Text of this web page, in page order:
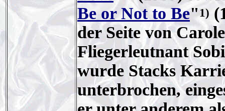
Be or Not to Be"1)
der Seite von
Fliegerleutnant
wurde Stacks
unterbrochen,